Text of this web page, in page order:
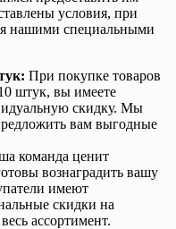
условия, при
нашими специальными
При покупке товаров
штук, вы имеете
скидку. Мы
вам выгодные
команда ценит
вознаградить вашу
имеют
скидки на
ассортимент.